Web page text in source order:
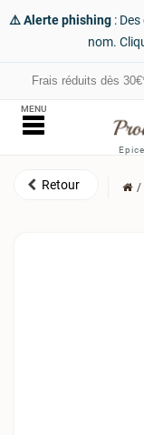
⚠️ Alerte phishing :
nom.
Frais réduits dès
MENU